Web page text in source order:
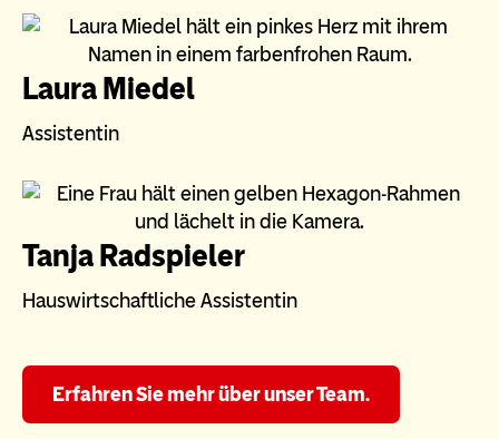
Laura Miedel
Assistentin
Tanja Radspieler
Hauswirtschaftliche Assistentin
Erfahren Sie mehr über unser Team.